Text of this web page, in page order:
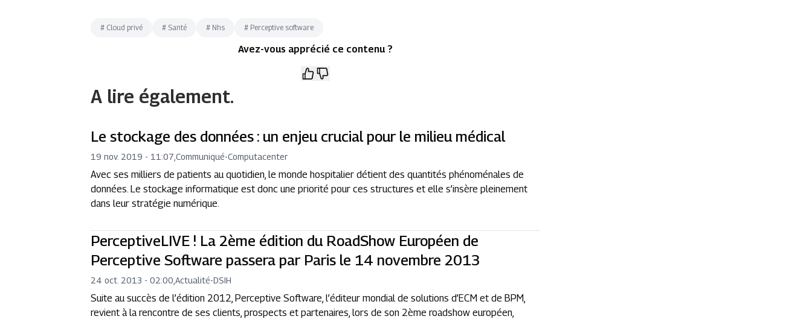
# Cloud privé # Santé # Nhs # Perceptive software
Avez-vous apprécié ce contenu ?
A lire également.
Le stockage des données : un enjeu crucial pour le milieu médical
19 nov. 2019 - 11:07 ,Communiqué-Computacenter
Avec ses milliers de patients au quotidien, le monde hospitalier détient des quantités phénoménales de
données. Le stockage informatique est donc une priorité pour ces structures et elle s’insère pleinement
dans leur stratégie numérique.
PerceptiveLIVE ! La 2ème édition du RoadShow Européen de
Perceptive Software passera par Paris le 14 novembre 2013
24 oct. 2013 - 02:00 ,Actualité-DSIH
Suite au succès de l’édition 2012, Perceptive Software, l’éditeur mondial de solutions d’ECM et de BPM,
revient à la rencontre de ses clients, prospects et partenaires, lors de son 2ème roadshow européen,